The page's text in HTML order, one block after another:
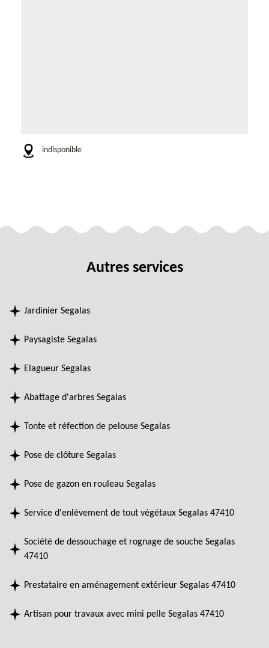
indisponible
Autres services
Jardinier Segalas
Paysagiste Segalas
Elagueur Segalas
Abattage d'arbres Segalas
Tonte et réfection de pelouse Segalas
Pose de clôture Segalas
Pose de gazon en rouleau Segalas
Service d'enlèvement de tout végétaux Segalas 47410
Société de dessouchage et rognage de souche Segalas
47410
Prestataire en aménagement extérieur Segalas 47410
Artisan pour travaux avec mini pelle Segalas 47410